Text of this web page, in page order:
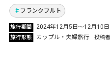
Vol.1151
フランクフルト
旅行期間 2024年12月5日～12月10日
旅行形態 カップル・夫婦旅行 投稿
大学院の卒業旅行でヨ
本と違う街並み＆文化